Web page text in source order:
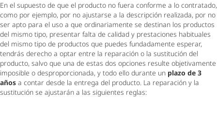
PENÍNSULA Y BALEARES
En el supuesto de que el producto no fuera conforme a lo contratado,
como por ejemplo, por no ajustarse a la descripción realizada, por no
ser apto para el uso a que ordinariamente se destinan los productos
del mismo tipo, presentar falta de calidad y prestaciones habituales
del mismo tipo de productos que puedes fundadamente esperar,
tendrás derecho a optar entre la reparación o la sustitución del
producto, salvo que una de estas dos opciones resulte objetivamente
imposible o desproporcionada, y todo ello durante un plazo de 3
años a contar desde la entrega del producto. La reparación y la
sustitución se ajustarán a las siguientes reglas: